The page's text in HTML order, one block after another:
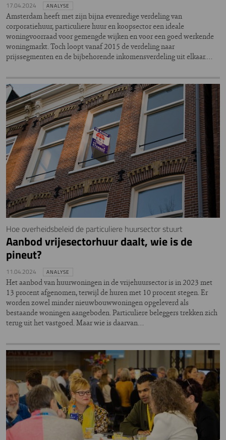
17.04.2024 ANALYSE
Amsterdam heeft met zijn bijna evenredige verdeling van
corporatiehuur, particuliere huur en koopsector een ideale
woningvoorraad voor gemengde wijken en voor een goed werkende
woningmarkt. Toch loopt vanaf 2015 de verdeling naar
prijssegmenten en de bijbehorende inkomensverdeling uit elkaar.…
Hoe overheidsbeleid de particuliere huursector stuurt
Aanbod vrijesectorhuur daalt, wie is de
pineut?
11.04.2024 ANALYSE
Het aanbod van huurwoningen in de vrijehuursector is in 2023 met
13 procent afgenomen, terwijl de huren met 10 procent stegen. Er
worden zowel minder nieuwbouwwoningen opgeleverd als
bestaande woningen aangeboden. Particuliere beleggers trekken zich
terug uit het vastgoed. Maar wie is daarvan…